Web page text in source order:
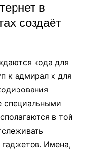
в
создаёт
кода для
к адмирал х для
специальными
в той
Имена,